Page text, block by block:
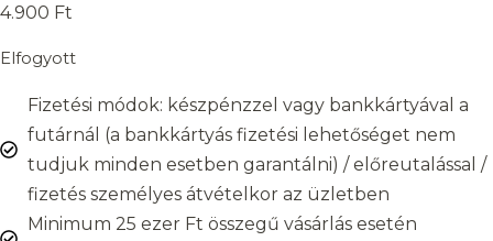
4.900 Ft
Elfogyott
Fizetési módok: készpénzzel vagy bankkártyával a
futárnál (a bankkártyás fizetési lehetőséget nem
tudjuk minden esetben garantálni) / előreutalással /
fizetés személyes átvételkor az üzletben
Minimum 25 ezer Ft összegű vásárlás esetén